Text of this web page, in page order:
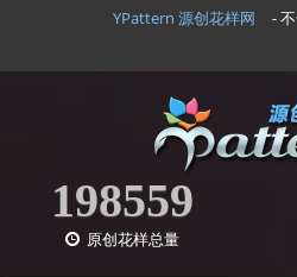
YPattern 源创花样网
-
198559
原创花样总量